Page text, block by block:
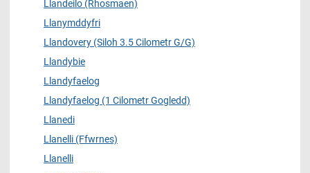
Llandeilo (Rhosmaen)
Llanymddyfri
Llandovery (Siloh 3.5 Cilometr G/G)
Llandybie
Llandyfaelog
Llandyfaelog (1 Cilometr Gogledd)
Llanedi
Llanelli (Ffwrnes)
Llanelli